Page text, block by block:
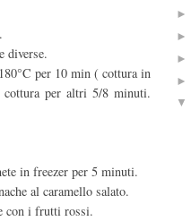
diverse.
per 10 min ( cottura in
per altri 5/8 minuti.
in freezer per 5 minuti.
al caramello salato.
con i frutti rossi.
►
►
►
►
▼